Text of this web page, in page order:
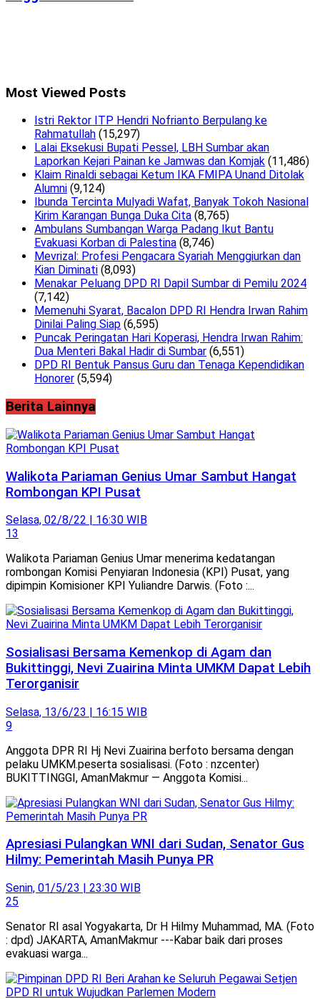
Most Viewed Posts
Istri Rektor ITP Hendri Nofrianto Berpulang ke
Rahmatullah (15,297)
Lalai Eksekusi Bupati Pessel, LBH Sumbar akan
Laporkan Kejari Painan ke Jamwas dan Komjak (11,486)
Klaim Rinaldi sebagai Ketum IKA FMIPA Unand Ditolak
Alumni (9,124)
Ibunda Tercinta Mulyadi Wafat, Banyak Tokoh Nasional
Kirim Karangan Bunga Duka Cita (8,765)
Ambulans Sumbangan Warga Padang Ikut Bantu
Evakuasi Korban di Palestina (8,746)
Mevrizal: Profesi Pengacara Syariah Menggiurkan dan
Kian Diminati (8,093)
Menakar Peluang DPD RI Dapil Sumbar di Pemilu 2024
(7,142)
Memenuhi Syarat, Bacalon DPD RI Hendra Irwan Rahim
Dinilai Paling Siap (6,595)
Puncak Peringatan Hari Koperasi, Hendra Irwan Rahim:
Dua Menteri Bakal Hadir di Sumbar (6,551)
DPD RI Bentuk Pansus Guru dan Tenaga Kependidikan
Honorer (5,594)
Berita Lainnya
Walikota Pariaman Genius Umar Sambut Hangat
Rombongan KPI Pusat
Selasa, 02/8/22 | 16:30 WIB
13
Walikota Pariaman Genius Umar menerima kedatangan
rombongan Komisi Penyiaran Indonesia (KPI) Pusat, yang
dipimpin Komisioner KPI Yuliandre Darwis. (Foto :...
Sosialisasi Bersama Kemenkop di Agam dan
Bukittinggi, Nevi Zuairina Minta UMKM Dapat Lebih
Terorganisir
Selasa, 13/6/23 | 16:15 WIB
9
Anggota DPR RI Hj Nevi Zuairina berfoto bersama dengan
pelaku UMKM.peserta sosialisasi. (Foto : nzcenter)
BUKITTINGGI, AmanMakmur — Anggota Komisi...
Apresiasi Pulangkan WNI dari Sudan, Senator Gus
Hilmy: Pemerintah Masih Punya PR
Senin, 01/5/23 | 23:30 WIB
25
Senator RI asal Yogyakarta, Dr H Hilmy Muhammad, MA. (Foto
: dpd) JAKARTA, AmanMakmur ---Kabar baik dari proses
evakuasi warga...